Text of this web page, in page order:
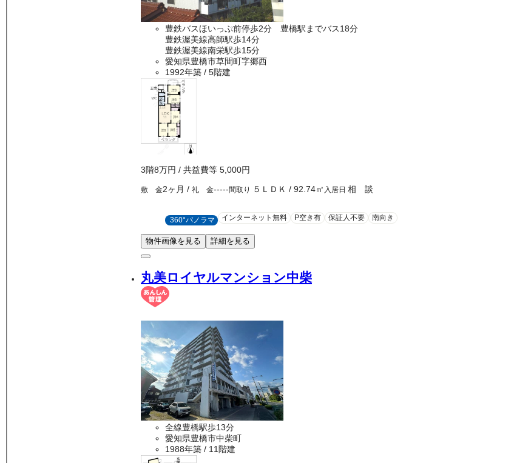
豊鉄バスほいっぷ前停歩2分 豊橋駅までバス18分
豊鉄渥美線高師駅歩14分
豊鉄渥美線南栄駅歩15分
愛知県豊橋市草間町字郷西
1992年築 / 5階建
3階8万円 / 共益費等 5,000円
敷 金2ヶ月 / 礼 金-----間取り ５ＬＤＫ / 92.74㎡ 入居日 相 談
360°パノラマ インターネット無料 P空き有 保証人不要 南向き
物件画像を見る 詳細を見る
丸美ロイヤルマンション中柴
全線豊橋駅歩13分
愛知県豊橋市中柴町
1988年築 / 11階建